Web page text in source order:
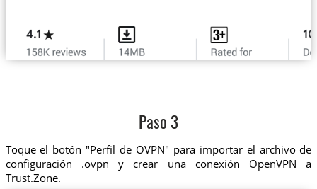
Paso 3
Toque el botón "Perfil de OVPN" para importar el archivo de
configuración .ovpn y crear una conexión OpenVPN a
Trust.Zone.